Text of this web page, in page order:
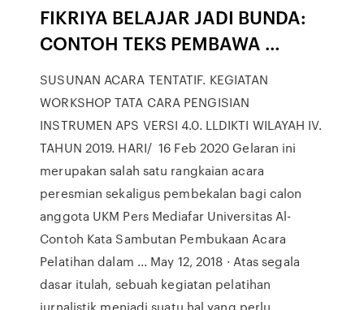
FIKRIYA BELAJAR JADI BUNDA:
CONTOH TEKS PEMBAWA …
SUSUNAN ACARA TENTATIF. KEGIATAN
WORKSHOP TATA CARA PENGISIAN
INSTRUMEN APS VERSI 4.0. LLDIKTI WILAYAH IV.
TAHUN 2019. HARI/ 16 Feb 2020 Gelaran ini
merupakan salah satu rangkaian acara
peresmian sekaligus pembekalan bagi calon
anggota UKM Pers Mediafar Universitas Al-
Contoh Kata Sambutan Pembukaan Acara
Pelatihan dalam ... May 12, 2018 · Atas segala
dasar itulah, sebuah kegiatan pelatihan
jurnalistik menjadi suatu hal yang perlu